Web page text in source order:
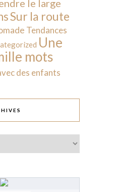
le large
Sur la route
Tendances
Une
mots
des enfants